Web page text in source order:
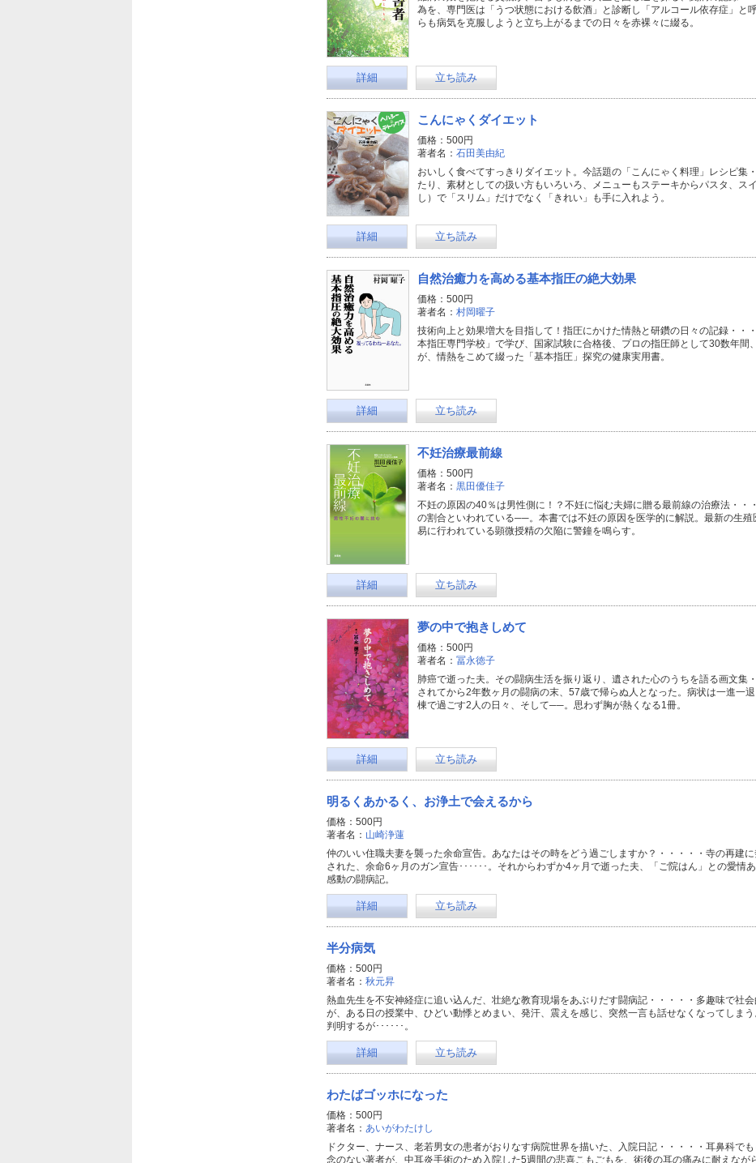
為を、専門医は「うつ状態における飲酒」と診断し「アルコール依存症」と
らも病気を克服しようと立ち上がるまでの日々を赤裸々に綴る。
詳細 立ち読み
こんにゃくダイエット
価格：500円
著者名： 石田美由紀
おいしく食べてすっきりダイエット。今話題の「こんにゃく料理」レシピ集
たり、素材としての扱い方もいろいろ、メニューもステーキからパスタ、ス
し）で「スリム」だけでなく「きれい」も手に入れよう。
詳細 立ち読み
自然治癒力を高める基本指圧の絶大効果
価格：500円
著者名： 村岡曜子
技術向上と効果増大を目指して！指圧にかけた情熱と研鑽の日々の記録・・
本指圧専門学校」で学び、国家試験に合格後、プロの指圧師として30数年間
が、情熱をこめて綴った「基本指圧」探究の健康実用書。
詳細 立ち読み
不妊治療最前線
価格：500円
著者名： 黒田優佳子
不妊の原因の40％は男性側に！？不妊に悩む夫婦に贈る最前線の治療法・・
の割合といわれている──。本書では不妊の原因を医学的に解説。最新の生
易に行われている顕微授精の欠陥に警鐘を鳴らす。
詳細 立ち読み
夢の中で抱きしめて
価格：500円
著者名： 冨永徳子
肺癌で逝った夫。その闘病生活を振り返り、遺された心のうちを語る画文集
されてから2年数ヶ月の闘病の末、57歳で帰らぬ人となった。病状は一進一
棟で過ごす2人の日々、そして──。思わず胸が熱くなる1冊。
詳細 立ち読み
明るくあかるく、お浄土で会えるから
価格：500円
著者名： 山崎浄蓮
仲のいい住職夫妻を襲った余命宣告。あなたはその時をどう過ごしますか？・・・・・寺の再建
された、余命6ヶ月のガン宣告･･････。それからわずか4ヶ月で逝った夫、「ご院はん」との愛情
感動の闘病記。
詳細 立ち読み
半分病気
価格：500円
著者名： 秋元昇
熱血先生を不安神経症に追い込んだ、壮絶な教育現場をあぶりだす闘病記・・・・・多趣味で社
が、ある日の授業中、ひどい動悸とめまい、発汗、震えを感じ、突然一言も話せなくなってしま
判明するが･･････。
詳細 立ち読み
わたばゴッホになった
価格：500円
著者名： あいがわたけし
ドクター、ナース、老若男女の患者がおりなす病院世界を描いた、入院日記・・・・・耳鼻科で
念のない著者が、中耳炎手術のため入院した5週間の悲喜こもごもを、術後の耳の痛みに耐えな